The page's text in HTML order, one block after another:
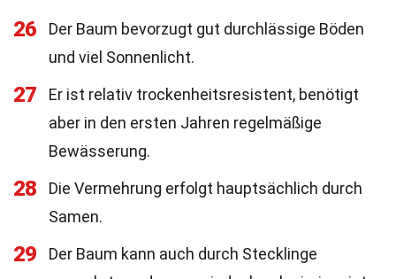
26
Der Baum bevorzugt gut durchlässige Böden
und viel Sonnenlicht.
27
Er ist relativ trockenheitsresistent, benötigt
aber in den ersten Jahren regelmäßige
Bewässerung.
28
Die Vermehrung erfolgt hauptsächlich durch
Samen.
29
Der Baum kann auch durch Stecklinge